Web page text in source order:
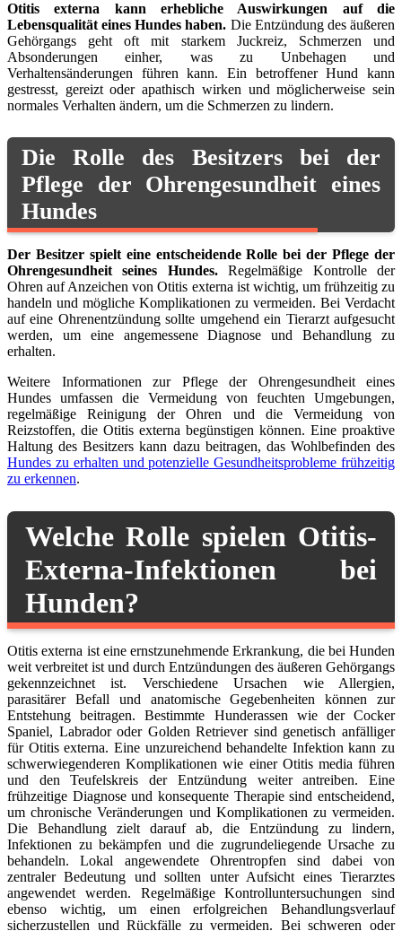
Otitis externa kann erhebliche Auswirkungen auf die
Lebensqualität eines Hundes haben. Die Entzündung des äußeren
Gehörgangs geht oft mit starkem Juckreiz, Schmerzen und
Absonderungen einher, was zu Unbehagen und
Verhaltensänderungen führen kann. Ein betroffener Hund kann
gestresst, gereizt oder apathisch wirken und möglicherweise sein
normales Verhalten ändern, um die Schmerzen zu lindern.
Die Rolle des Besitzers bei der
Pflege der Ohrengesundheit eines
Hundes
Der Besitzer spielt eine entscheidende Rolle bei der Pflege der
Ohrengesundheit seines Hundes.Regelmäßige Kontrolle der
Ohren auf Anzeichen von Otitis externa ist wichtig, um frühzeitig zu
handeln und mögliche Komplikationen zu vermeiden. Bei Verdacht
auf eine Ohrenentzündung sollte umgehend ein Tierarzt aufgesucht
werden, um eine angemessene Diagnose und Behandlung zu
erhalten.
Weitere Informationen zur Pflege der Ohrengesundheit eines
Hundes umfassen die Vermeidung von feuchten Umgebungen,
regelmäßige Reinigung der Ohren und die Vermeidung von
Reizstoffen, die Otitis externa begünstigen können. Eine proaktive
Haltung des Besitzers kann dazu beitragen, das Wohlbefinden des
Hundes zu erhalten und potenzielle Gesundheitsprobleme frühzeitig
zu erkennen.
Welche Rolle spielen Otitis-
Externa-Infektionen bei
Hunden?
Otitis externa ist eine ernstzunehmende Erkrankung, die bei Hunden
weit verbreitet ist und durch Entzündungen des äußeren Gehörgangs
gekennzeichnet ist. Verschiedene Ursachen wie Allergien,
parasitärer Befall und anatomische Gegebenheiten können zur
Entstehung beitragen. Bestimmte Hunderassen wie der Cocker
Spaniel, Labrador oder Golden Retriever sind genetisch anfälliger
für Otitis externa. Eine unzureichend behandelte Infektion kann zu
schwerwiegenderen Komplikationen wie einer Otitis media führen
und den Teufelskreis der Entzündung weiter antreiben. Eine
frühzeitige Diagnose und konsequente Therapie sind entscheidend,
um chronische Veränderungen und Komplikationen zu vermeiden.
Die Behandlung zielt darauf ab, die Entzündung zu lindern,
Infektionen zu bekämpfen und die zugrundeliegende Ursache zu
behandeln. Lokal angewendete Ohrentropfen sind dabei von
zentraler Bedeutung und sollten unter Aufsicht eines Tierarztes
angewendet werden. Regelmäßige Kontrolluntersuchungen sind
ebenso wichtig, um einen erfolgreichen Behandlungsverlauf
sicherzustellen und Rückfälle zu vermeiden. Bei schweren oder